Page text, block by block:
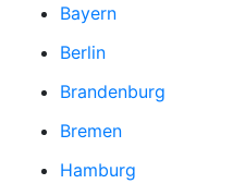
Bayern
Berlin
Brandenburg
Bremen
Hamburg